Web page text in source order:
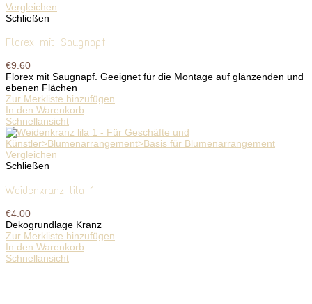
Vergleichen
Schließen
Florex mit Saugnapf
€9.60
Florex mit Saugnapf. Geeignet für die Montage auf glänzenden und
ebenen Flächen
Zur Merkliste hinzufügen
In den Warenkorb
Schnellansicht
Vergleichen
Schließen
Weidenkranz lila 1
€4.00
Dekogrundlage Kranz
Zur Merkliste hinzufügen
In den Warenkorb
Schnellansicht